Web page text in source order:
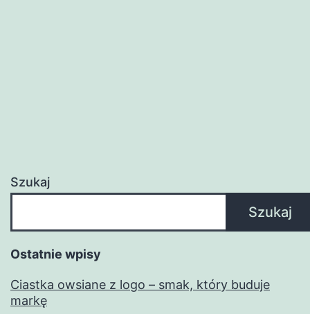
Szukaj
Szukaj
Ostatnie wpisy
Ciastka owsiane z logo – smak, który buduje
markę